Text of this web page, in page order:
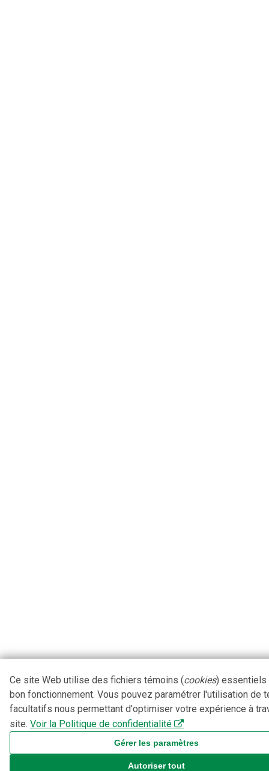
Ce site Web utilise des fichiers témoins (cookies) essentiels
bon fonctionnement. Vous pouvez paramétrer l'utilisation de
facultatifs nous permettant d'optimiser votre expérience à
site. Voir la Politique de confidentialité
Gérer les paramètres
Autoriser tout